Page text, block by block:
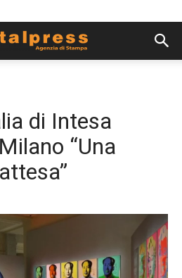
di Intesa
“Una